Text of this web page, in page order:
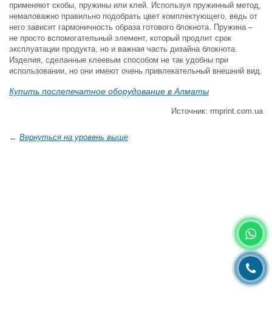
применяют скобы, пружины или клей. Используя пружинный метод,
немаловажно правильно подобрать цвет комплектующего, ведь от
него зависит гармоничность образа готового блокнота. Пружина –
не просто вспомогательный элемент, который продлит срок
эксплуатации продукта, но и важная часть дизайна блокнота.
Изделия, сделанные клеевым способом не так удобны при
использовании, но они имеют очень привлекательный внешний вид.
Купить послепечатное оборудование в Алматы
Источник: rmprint.com.ua
← Вернуться на уровень выше